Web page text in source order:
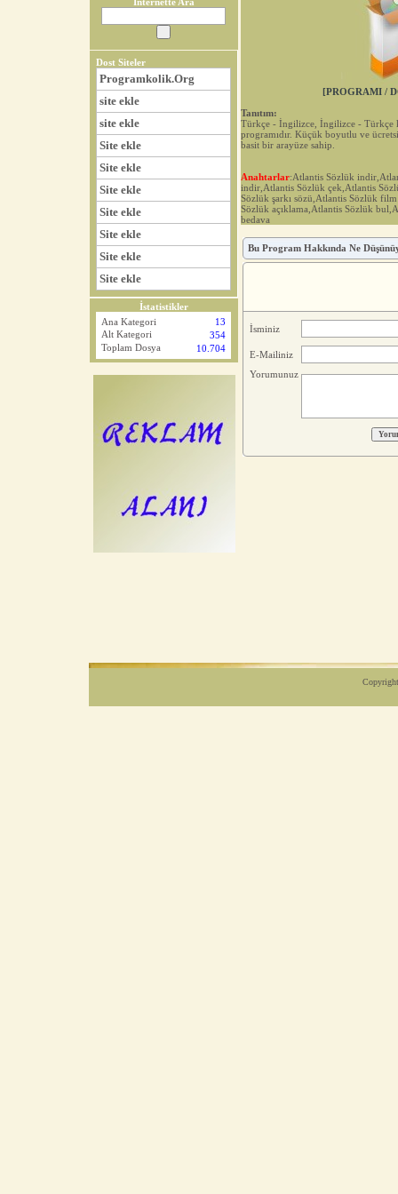
Dost Siteler
Programkolik.Org
site ekle
site ekle
Site ekle
Site ekle
Site ekle
Site ekle
Site ekle
Site ekle
Site ekle
İstatistikler
Ana Kategori
13
Alt Kategori
354
Toplam Dosya 10.704
[PROGRAMI /
Tanıtım:
Türkçe - İngilizce, İngilizce - Türkçe
programıdır. Küçük boyutlu ve
basit bir arayüze sahip.
Anahtarlar:Atlantis Sözlük
indir,Atlantis Sözlük çek,Atlantis
Sözlük şarkı sözü,Atlantis Sözlük
Sözlük açıklama,Atlantis Sözlük
bedava
Bu Program Hakkında Ne
İsminiz
E-Mailiniz
Yorumunuz